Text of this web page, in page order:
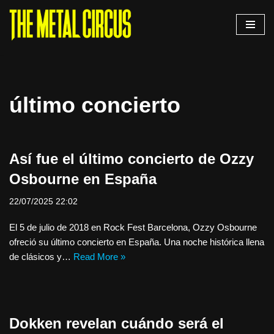
Saltar
último concierto
Así fue el último concierto de Ozzy
Osbourne en España
22/07/2025 22:02
El 5 de julio de 2018 en Rock Fest Barcelona, Ozzy Osbourne
ofreció su último concierto en España. Una noche histórica llena
de clásicos y… Read More »
Dokken revelan cuándo será el